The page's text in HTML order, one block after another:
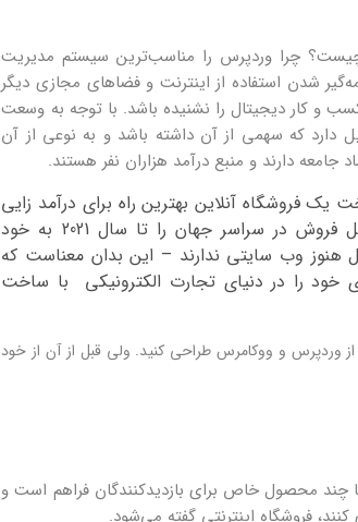
چیست؟ چرا وردپرس را مناسب‌ترین سیستم مدیریت
شدن استفاده از اینترنت و فضاهای مجازی دیگر
و کار دیجیتال را نشنیده باشد. با توجه به وسعت
که سهمی از آن داشته باشد و به نوعی از آن
جامعه دارند و منبع درآمد هزاران نفر هستند.
فروشگاه آنلاین بهترین راه برای درآمد زایی
است. در واقع انتظار می رود فروش تجارت الکترونیکی 17.5٪ از کل فروش در سراسر جهان را تا سال 2021 به خود
هنوز وب سایتی ندارند – این بدان معناست که
خود را در دنیای تجارت الکترونیکی با ساخت
از وردپرس و ووکامرس طراحی کنید. ولی قبل از آن از خود
محصول خاص برای بازدیدکنندگان فراهم است و